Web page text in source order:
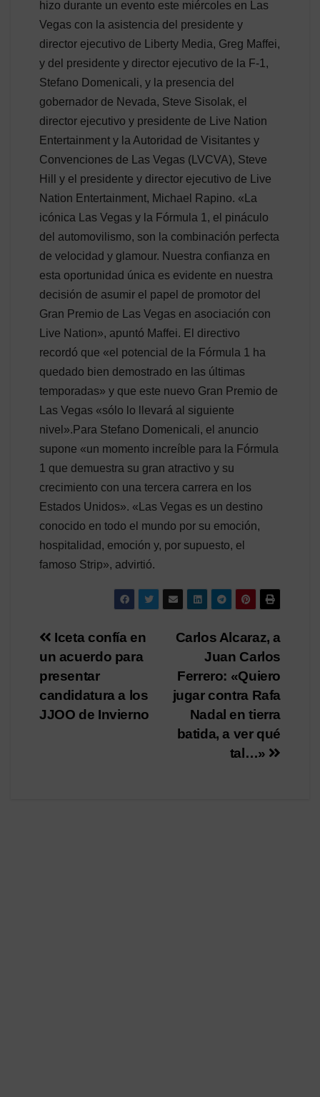
hizo durante un evento este miércoles en Las
Vegas con la asistencia del presidente y
director ejecutivo de Liberty Media, Greg Maffei,
y del presidente y director ejecutivo de la F-1,
Stefano Domenicali, y la presencia del
gobernador de Nevada, Steve Sisolak, el
director ejecutivo y presidente de Live Nation
Entertainment y la Autoridad de Visitantes y
Convenciones de Las Vegas (LVCVA), Steve
Hill y el presidente y director ejecutivo de Live
Nation Entertainment, Michael Rapino. «La
icónica Las Vegas y la Fórmula 1, el pináculo
del automovilismo, son la combinación perfecta
de velocidad y glamour. Nuestra confianza en
esta oportunidad única es evidente en nuestra
decisión de asumir el papel de promotor del
Gran Premio de Las Vegas en asociación con
Live Nation», apuntó Maffei. El directivo
recordó que «el potencial de la Fórmula 1 ha
quedado bien demostrado en las últimas
temporadas» y que este nuevo Gran Premio de
Las Vegas «sólo lo llevará al siguiente
nivel».Para Stefano Domenicali, el anuncio
supone «un momento increíble para la Fórmula
1 que demuestra su gran atractivo y su
crecimiento con una tercera carrera en los
Estados Unidos». «Las Vegas es un destino
conocido en todo el mundo por su emoción,
hospitalidad, emoción y, por supuesto, el
famoso Strip», advirtió.
Navegación
de
entradas
Carlos Alcaraz, a
Juan Carlos
Ferrero: «Quiero
jugar contra Rafa
Nadal en tierra
batida, a ver qué
tal…»
Iceta confía en
un acuerdo para
presentar
candidatura a los
JJOO de Invierno